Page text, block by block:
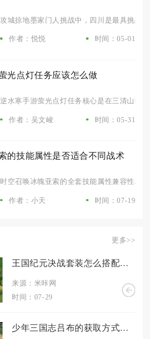
攻城掠地墨家门人挑战中，四川是最具挑战
作者：悦悦 时间：05-01
光点灯任务应该怎么做
逆水寒手游萤光点灯任务核心是在三清山找
作者：吴文峻 时间：05-31
的技能属性是否适合不同战术
时空召唤冰魄亚索的全套技能属性兼容性极
作者：小天 时间：07-19
更多>>
王国纪元决战套装怎么搭配别致
来源：米咔网
时间：07-29
少年三国志吕布的获取方式是什么